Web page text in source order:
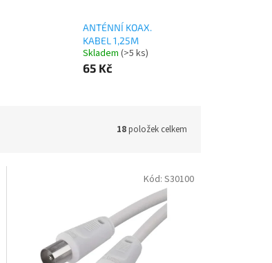
ANTÉNNÍ KOAX.
KABEL 1,25M
Skladem (>5 ks)
65 Kč
18položek celkem
Kód: S30100